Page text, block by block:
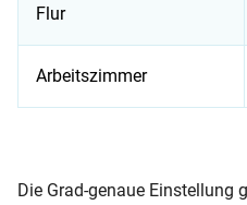
Flur
Arbeitszimmer
Die Grad-genaue Einstellung